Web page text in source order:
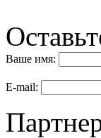
Ваше имя:
E-mail: